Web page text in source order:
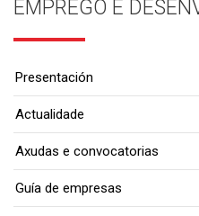
EMPREGO E
Presentación
Actualidade
Axudas e convocatorias
Guía de empresas